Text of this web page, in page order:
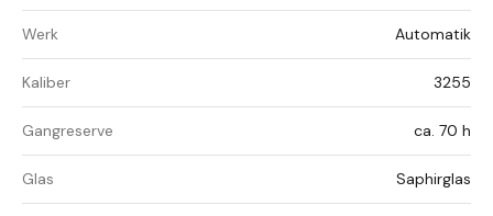
Werk Automatik
Kaliber 3255
Gangreserve ca. 70 h
Glas Saphirglas